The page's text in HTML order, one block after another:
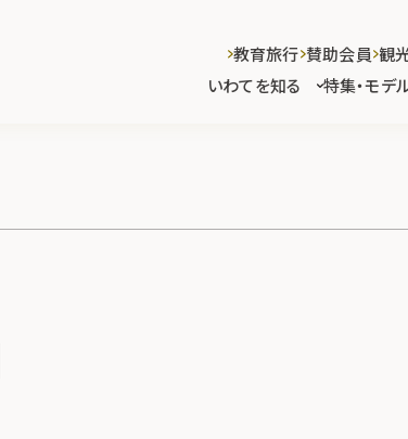
いわてを知る 特集・モデ
教育旅行 賛助会員 観